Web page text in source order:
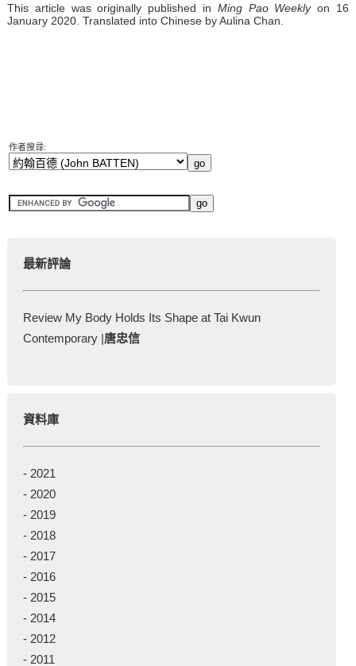
This article was originally published in Ming Pao Weeklyon 16
January 2020. Translated into Chinese by Aulina Chan.
作者搜尋:
最新評論
Review My Body Holds Its Shape at Tai Kwun
Contemporary |唐忠信
資料庫
- 2021
- 2020
- 2019
- 2018
- 2017
- 2016
- 2015
- 2014
- 2012
- 2011